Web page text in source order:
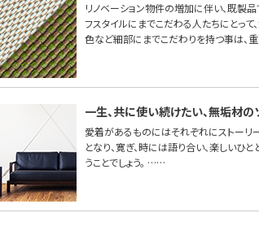
リノベーション物件の増加に伴い、既製品
フスタイルにまでこだわる人たちにとって
色など細部にまでこだわりを持つ事は、
一生、共に使い続けたい、無垢材の
愛着があるものにはそれぞれにストーリ
となり、寛ぎ、時には語り合い、楽しいひ
うことでしょう。 ……